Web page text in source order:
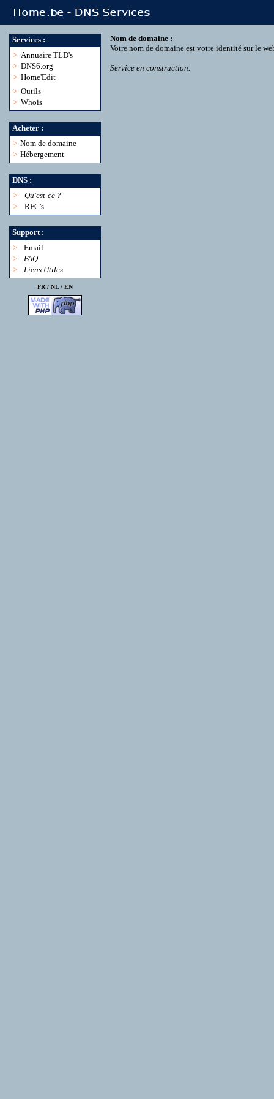
Services :
> Annuaire TLD's
> DNS6.org
> Home'Edit
> Outils
> Whois
Acheter :
> Nom de domaine
> Hébergement
DNS :
>
Qu'est-ce ?
>
RFC's
Support :
>
Email
>
FAQ
>
Liens Utiles
FR / NL/ EN
Nom de domaine :
Votre nom de domaine est votre identité sur le
Service en construction.